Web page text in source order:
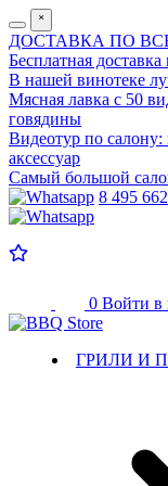
˟
ДОСТАВКА ПО
Бесплатная доставка
В нашей винотеке
Мясная лавка с 50
говядины
Видеотур по салону:
аксессуар
Самый большой
8 495
0 Войти в
ГРИЛИ И